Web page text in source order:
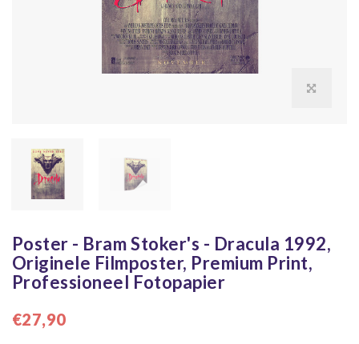
Poster - Bram Stoker's - Dracula 1992,
Originele Filmposter, Premium Print,
Professioneel Fotopapier
€27,90